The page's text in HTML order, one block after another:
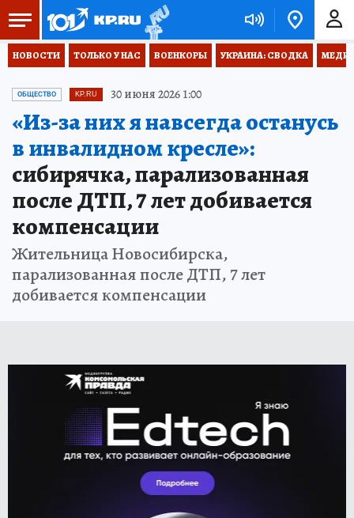
НОВОСТИ ТОЛЬКО У НАС ВОЕНКОРЫ УКРАИНА: СВОДКА
ОБЩЕСТВО KP.RU 30 июня 2026 1:00
«Из-за них я навсегда останусь
в инвалидном кресле»:
сибирячка, парализованная
после ДТП, 7 лет добивается
компенсации
Жительница Новосибирска,
парализованная после ДТП, 7 лет
добивается компенсации